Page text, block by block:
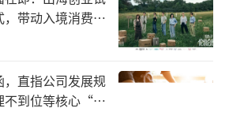
协助联系救援网络服务商，
援费用担保，确保救援过程
险人伤情/病情稳定后，再进
带动入境消费反
直指公司发展规
不到位等核心“痛